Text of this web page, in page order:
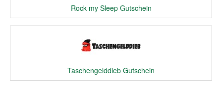
Rock my Sleep Gutschein
Taschengelddieb Gutschein